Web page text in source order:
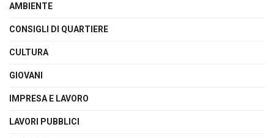
AMBIENTE
CONSIGLI DI QUARTIERE
CULTURA
GIOVANI
IMPRESA E LAVORO
LAVORI PUBBLICI